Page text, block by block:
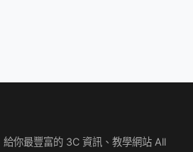
你最豐富的 3C 資訊、教學網站 All